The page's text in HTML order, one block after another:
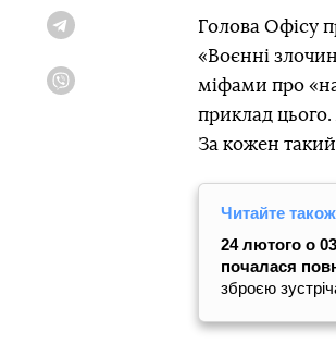
Голова Офісу
«Воєнні
міфами про
приклад цього.
За кожен
Читайте
24 лютого о
почалася
зброєю